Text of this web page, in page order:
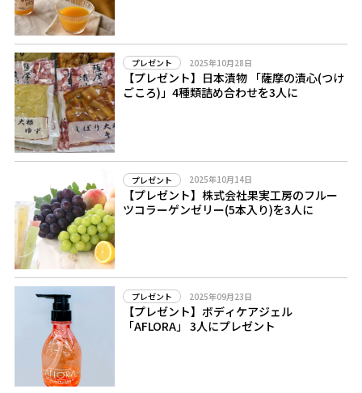
プレゼント 2025年10月28日
【プレゼント】日本漬物 「薩摩の漬心(つけ
ごころ)」4種類詰め合わせを3人に
プレゼント 2025年10月14日
【プレゼント】株式会社果実工房のフルー
ツコラーゲンゼリー(5本入り)を3人に
プレゼント 2025年09月23日
【プレゼント】ボディケアジェル
「AFLORA」 3人にプレゼント